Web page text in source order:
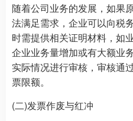
随着公司业务的发展，如果
法满足需求，企业可以向税
时需提供相关证明材料，如
企业业务量增加或有大额业
实际情况进行审核，审核通
票限额。
(二)发票作废与红冲